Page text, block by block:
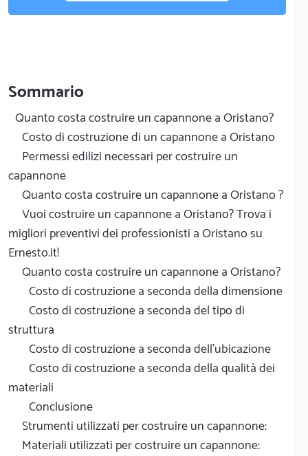
Sommario
Quanto costa costruire un capannone a Oristano?
Costo di costruzione di un capannone a Oristano
Permessi edilizi necessari per costruire un
capannone
Quanto costa costruire un capannone a Oristano ?
Vuoi costruire un capannone a Oristano? Trova i
migliori preventivi dei professionisti a Oristano su
Ernesto.it!
Quanto costa costruire un capannone a Oristano?
Costo di costruzione a seconda della dimensione
Costo di costruzione a seconda del tipo di
struttura
Costo di costruzione a seconda dell'ubicazione
Costo di costruzione a seconda della qualità dei
materiali
Conclusione
Strumenti utilizzati per costruire un capannone:
Materiali utilizzati per costruire un capannone: